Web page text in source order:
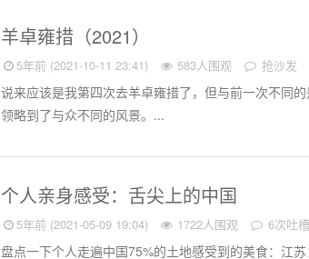
羊卓雍措（2021）
5年前 (2021-10-11 23:41) 583人围观 抢沙发
说来应该是我第四次去羊卓雍措了，但与前一次不同
领略到了与众不同的风景。...
个人亲身感受：舌尖上的中国
5年前 (2021-05-09 19:04) 1722人围观 6次吐槽
盘点一下个人走遍中国75%的土地感受到的美食：江